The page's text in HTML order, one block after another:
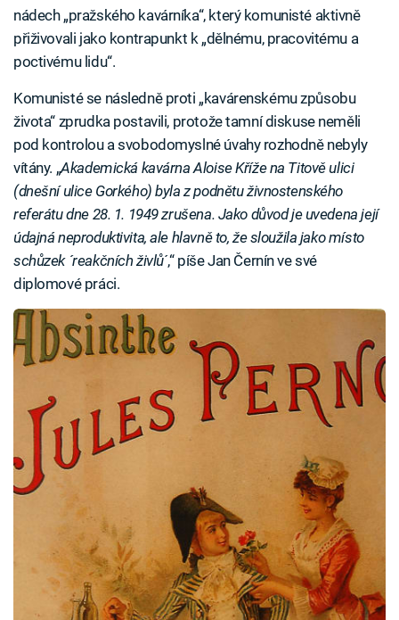
nádech „pražského kavárníka“, který komunisté aktivně
přiživovali jako kontrapunkt k „dělnému, pracovitému a
poctivému lidu“.
Komunisté se následně proti „kavárenskému způsobu
života“ zprudka postavili, protože tamní diskuse neměli
pod kontrolou a svobodomyslné úvahy rozhodně nebyly
vítány. „Akademická kavárna Aloise Kříže na Titově ulici
(dnešní ulice Gorkého) byla z podnětu živnostenského
referátu dne 28. 1. 1949 zrušena. Jako důvod je uvedena její
údajná neproduktivita, ale hlavně to, že sloužila jako místo
schůzek ´reakčních živlů´,“ píše Jan Černín ve své
diplomové práci.